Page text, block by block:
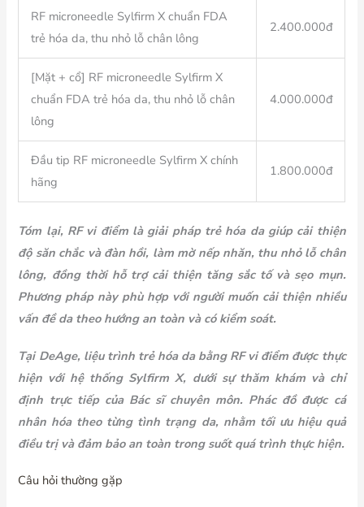
RF microneedle Sylfirm X chuẩn FDA
trẻ hóa da, thu nhỏ lỗ chân lông
2.400.000đ
[Mặt + cổ] RF microneedle Sylfirm X
chuẩn FDA trẻ hóa da, thu nhỏ lỗ chân
lông
4.000.000đ
Đầu tip RF microneedle Sylfirm X chính
hãng
1.800.000đ
Tóm lại, RF vi điểm là giải pháp trẻ hóa da giúp cải thiện
độ săn chắc và đàn hồi, làm mờ nếp nhăn, thu nhỏ lỗ chân
lông, đồng thời hỗ trợ cải thiện tăng sắc tố và sẹo mụn.
Phương pháp này phù hợp với người muốn cải thiện nhiều
vấn đề da theo hướng an toàn và có kiểm soát.
Tại DeAge, liệu trình trẻ hóa da bằng RF vi điểm được thực
hiện với hệ thống Sylfirm X, dưới sự thăm khám và chỉ
định trực tiếp của Bác sĩ chuyên môn. Phác đồ được cá
nhân hóa theo từng tình trạng da, nhằm tối ưu hiệu quả
điều trị và đảm bảo an toàn trong suốt quá trình thực hiện.
Câu hỏi thường gặp